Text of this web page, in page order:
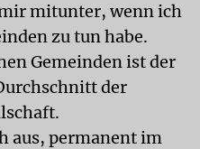
mitunter, wenn ich
zu tun habe.
Gemeinden ist der
der
aus, permanent im